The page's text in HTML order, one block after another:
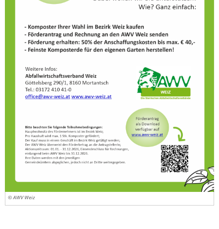
© AWV Weiz